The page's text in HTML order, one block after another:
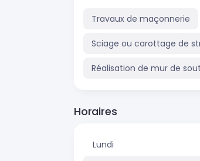
Travaux de maçonnerie
Sciage ou carottage de
Réalisation de mur de
Horaires
Lundi